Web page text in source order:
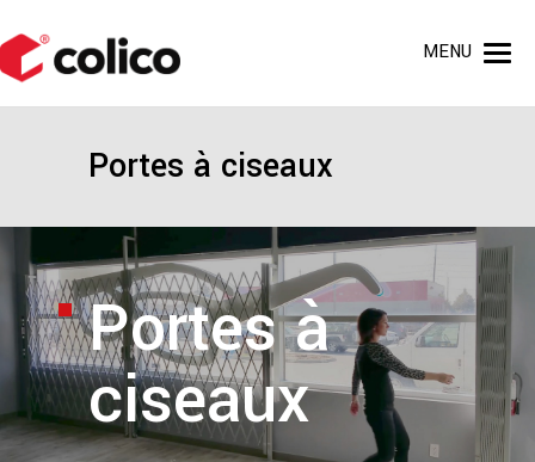
MENU
Portes à ciseaux
Portes à
ciseaux